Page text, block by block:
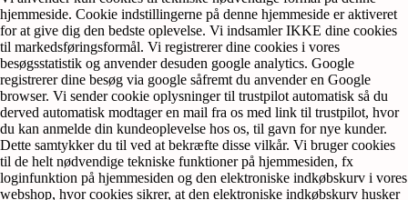
hjemmeside. Cookie indstillingerne på denne hjemmeside er aktiveret
for at give dig den bedste oplevelse. Vi indsamler IKKE dine cookies
til markedsføringsformål. Vi registrerer dine cookies i vores
besøgsstatistik og anvender desuden google analytics. Google
registrerer dine besøg via google såfremt du anvender en Google
browser. Vi sender cookie oplysninger til trustpilot automatisk så du
derved automatisk modtager en mail fra os med link til trustpilot, hvor
du kan anmelde din kundeoplevelse hos os, til gavn for nye kunder.
Dette samtykker du til ved at bekræfte disse vilkår. Vi bruger cookies
til de helt nødvendige tekniske funktioner på hjemmesiden, fx
loginfunktion på hjemmesiden og den elektroniske indkøbskurv i vores
webshop, hvor cookies sikrer, at den elektroniske indkøbskurv husker